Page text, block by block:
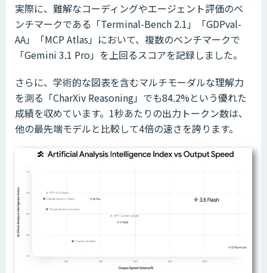
実際に、難解なコーディングやエージェント評価のベ
ンチマークである「Terminal-Bench 2.1」「GDPval-
AA」「MCP Atlas」において、複数のベンチマークで
「Gemini 3.1 Pro」を上回るスコアを記録しました。
さらに、学術的な図表を含むマルチモーダルな理解力
を測る「CharXiv Reasoning」でも84.2%という優れた
成績を収めています。1秒あたりの出力トークン数は、
他の最先端モデルと比較して4倍の速さを誇ります。